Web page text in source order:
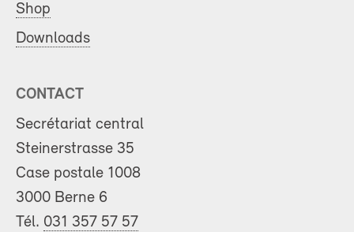
Shop
Downloads
CONTACT
Secrétariat central
Steinerstrasse 35
Case postale 1008
3000 Berne 6
Tél. 031 357 57 57